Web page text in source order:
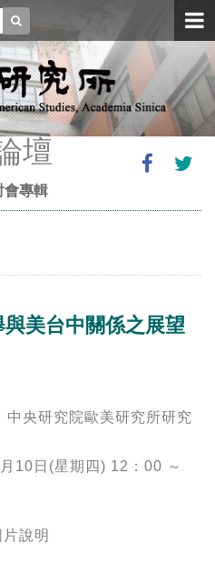
壇
會專輯
美台中關係之展望
央研究院歐美研究所研究
10日(星期四) 12：00 ～